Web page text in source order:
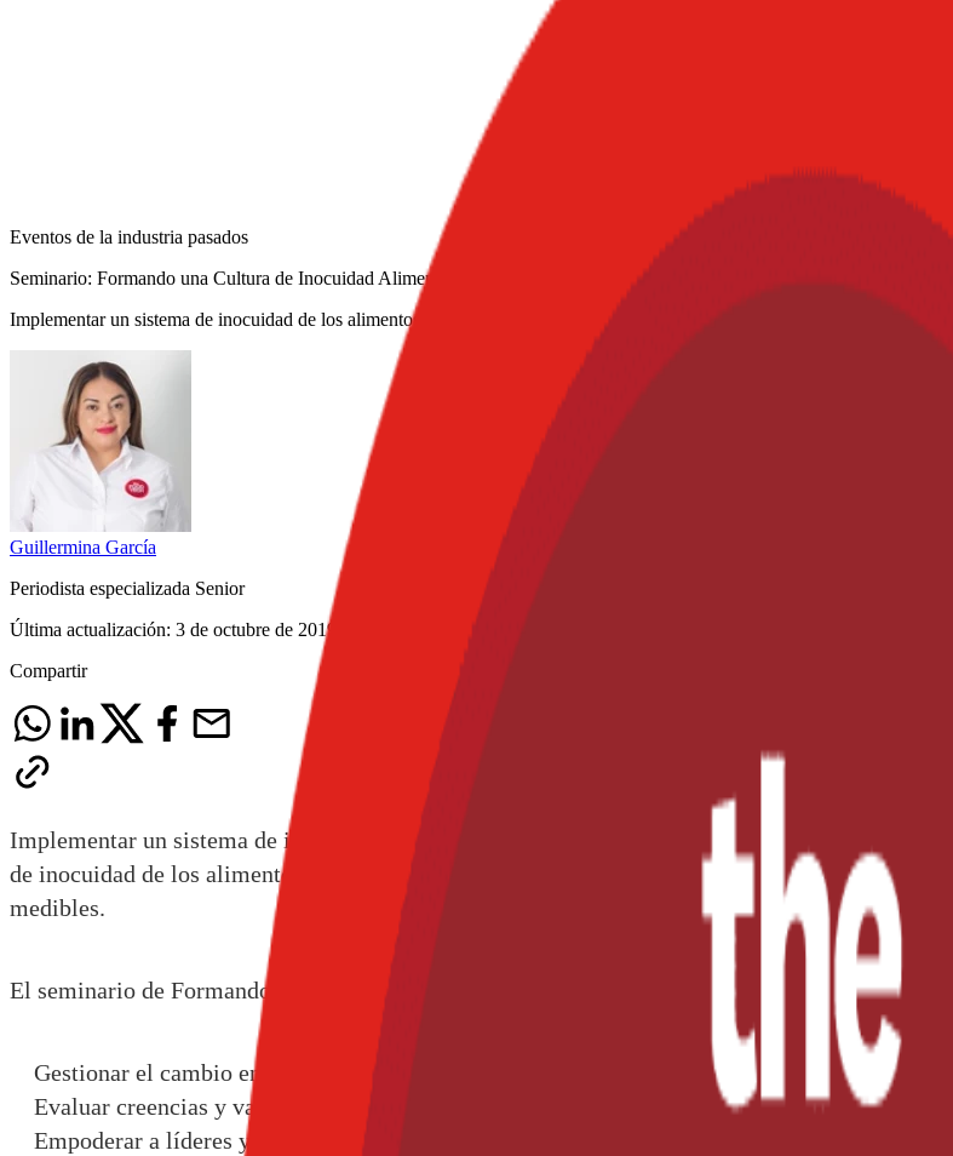
Eventos de la industria pasados
Seminario: Formando una Cultura de Inocuidad Alimentaria
Implementar un sistema de inocuidad de los alimentos no solo requiere procedimientos y estándares de cumplimiento
Guillermina García
Periodista especializada Senior
Última actualización: 3 de octubre de 2019
Compartir
Implementar un sistema de inocuidad de los alimentos no solo requiere procedimientos y
de inocuidad de los alimentos, y para lograrlo es necesario capacitar a las personas a través
medibles.
El seminario de Formando una Cultura de Inocuidad de NSF le ayudará a aprender de manera
Gestionar el cambio en la organización,
Evaluar creencias y valores,
Empoderar a líderes y